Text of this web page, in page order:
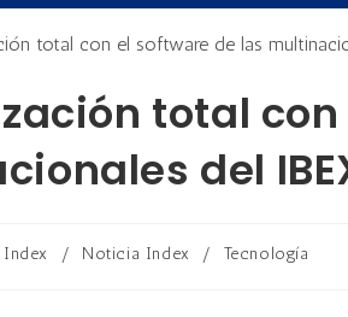
total con
del
/ Noticia Index / Tecnología